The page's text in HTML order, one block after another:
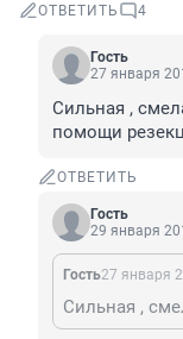
ОТВЕТИТЬ 4
Гость
27 января
Сильная ,
помощи
ОТВЕТИТЬ
Гость
29 января
Гость27 января